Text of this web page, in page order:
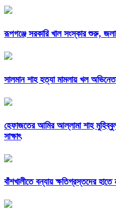
রূপগঞ্জে সরকারি খাল সংস্কার শুরু,
সালমান শাহ হত্যা মামলায় খল
হেফাজতের আমির আল্লামা শাহ
সাক্ষাৎ
বাঁশখালীতে বন্যায় ক্ষতিগ্রস্তদের